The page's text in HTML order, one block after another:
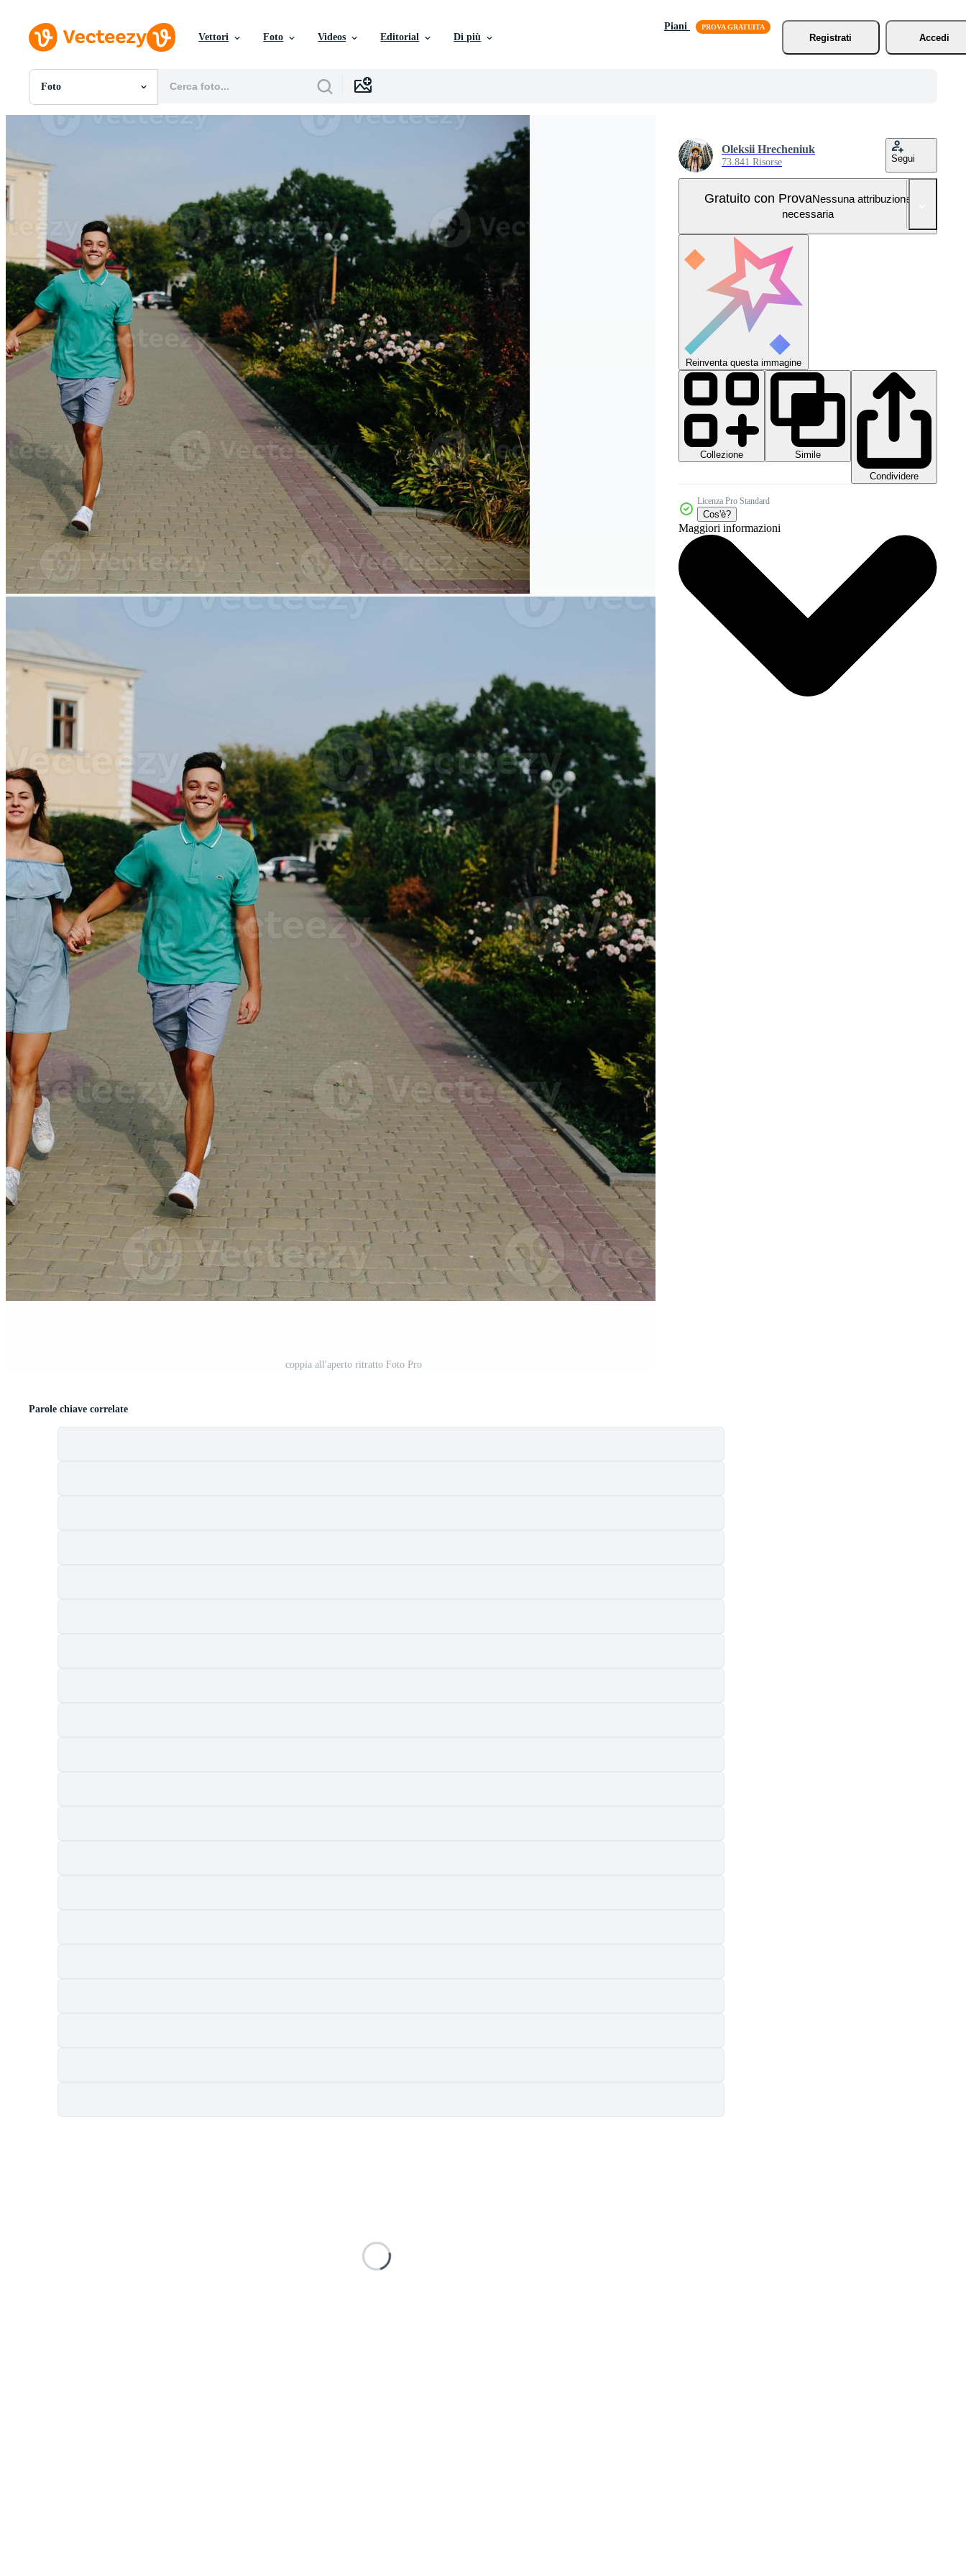
Vettori Foto Videos Editorial Di più
Piani
Registrati
Accedi
Foto
Tutte Immagini
Motion graphics
Immagini Editoriali
Eventi Editoriali
coppia all'aperto ritratto Foto Pro
Oleksii Hrecheniuk
73.841 Risorse Segui
Gratuito con ProvaNessuna attribuzione
necessaria
Reinventa questa immagine
Collezione
Simile
Condividere
Licenza Pro Standard
Cos'è?
Maggiori informazioni
Parole chiave correlate